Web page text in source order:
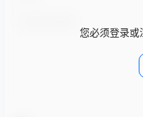
您必须登录或